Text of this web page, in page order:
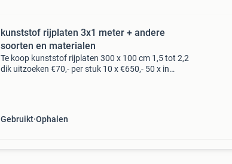
kunststof rijplaten 3x1 meter + andere
soorten en materialen
Te koop kunststof rijplaten 300 x 100 cm 1,5 tot 2,2
dik uitzoeken €70,- per stuk 10 x €650,- 50 x in
Gebruikt Ophalen